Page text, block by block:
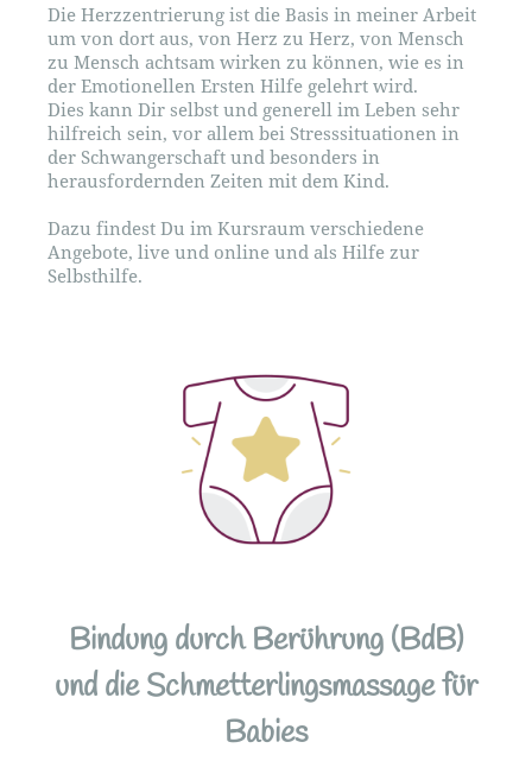
Die Herzzentrierung ist die Basis in meiner Arbeit
um von dort aus, von Herz zu Herz, von Mensch
zu Mensch achtsam wirken zu können, wie es in
der Emotionellen Ersten Hilfe gelehrt wird.
Dies kann Dir selbst und generell im Leben sehr
hilfreich sein, vor allem bei Stresssituationen in
der Schwangerschaft und besonders in
herausfordernden Zeiten mit dem Kind.
Dazu findest Du im Kursraum verschiedene
Angebote, live und online und als Hilfe zur
Selbsthilfe.
Bindung durch Berührung (BdB)
und die Schmetterlingsmassage für
Babies